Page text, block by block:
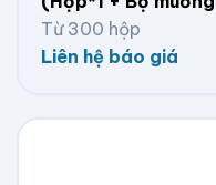
Từ 300 hộp
Liên hệ báo giá